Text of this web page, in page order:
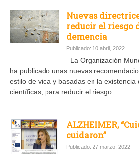
Nuevas
reducir el riesgo
demencia
Publicado: 10 abril, 2022
La Organización
ha publicado unas nuevas
estilo de vida y basadas en la existencia
científicas, para reducir el riesgo
ALZHEIMER,
cuidaron”
Publicado: 27 marzo, 2022